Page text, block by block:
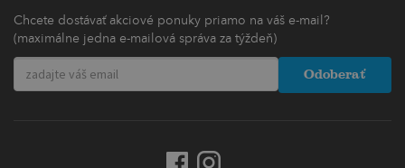
Chcete dostávať akciové ponuky priamo na váš e-mail?
(maximálne jedna e-mailová správa za týždeň)
Odoberať